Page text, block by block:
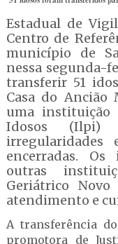
Estadual de
Centro de
município de
nessa segunda-
transferir 51
Casa do Ancião
uma instituição
Idosos (Ilpi)
irregularidades
encerradas.
outras
Geriátrico Novo
atendimento e
A transferência
promotora de